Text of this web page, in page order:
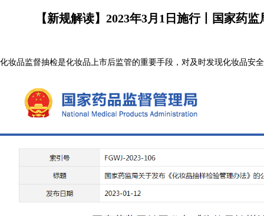
【新规解读】2023年3月1日施行丨国家药
化妆品监督抽检是化妆品上市后监管的重要手段，对及时发现化妆品安